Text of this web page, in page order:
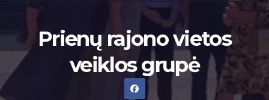
Prienų rajono vietos
veiklos grupė